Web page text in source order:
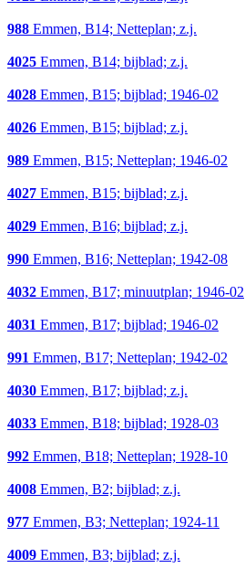
988 Emmen, B14; Netteplan; z.j.
4025 Emmen, B14; bijblad; z.j.
4028 Emmen, B15; bijblad; 1946-02
4026 Emmen, B15; bijblad; z.j.
989 Emmen, B15; Netteplan; 1946-02
4027 Emmen, B15; bijblad; z.j.
4029 Emmen, B16; bijblad; z.j.
990 Emmen, B16; Netteplan; 1942-08
4032 Emmen, B17; minuutplan; 1946-02
4031 Emmen, B17; bijblad; 1946-02
991 Emmen, B17; Netteplan; 1942-02
4030 Emmen, B17; bijblad; z.j.
4033 Emmen, B18; bijblad; 1928-03
992 Emmen, B18; Netteplan; 1928-10
4008 Emmen, B2; bijblad; z.j.
977 Emmen, B3; Netteplan; 1924-11
4009 Emmen, B3; bijblad; z.j.